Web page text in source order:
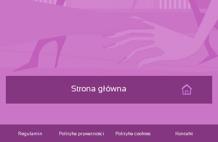
Strona główna
Regulamin Polityka prywatności Polityka cookies Kontakt